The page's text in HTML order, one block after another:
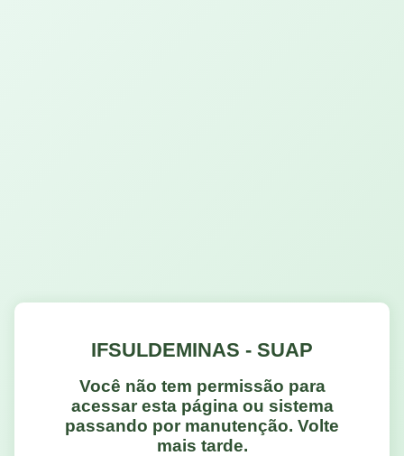
IFSULDEMINAS - SUAP
Você não tem permissão para
acessar esta página ou sistema
passando por manutenção. Volte
mais tarde.